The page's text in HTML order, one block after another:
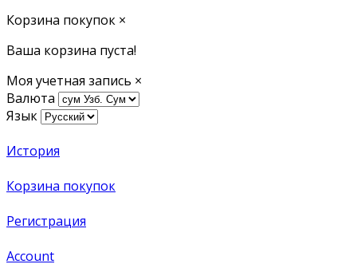
Корзина покупок ×
Ваша корзина пуста!
Моя учетная запись ×
Валюта
Язык
История
Корзина покупок
Регистрация
Account